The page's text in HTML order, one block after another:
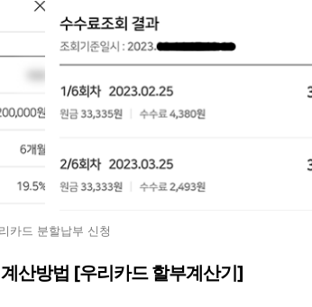
카드 분할납부 신청
산방법 [우리카드 할부계산기]